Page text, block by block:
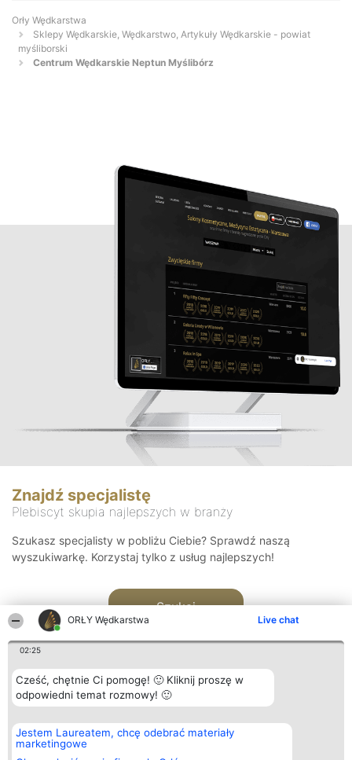
ORŁY Wędkarstwa Live chat
02:25
Cześć, chętnie Ci pomogę! 🙂 Kliknij proszę w
odpowiedni temat rozmowy! 🙂
Jestem Laureatem, chcę odebrać materiały
marketingowe
Orły Wędkarstwa
Sklepy Wędkarskie, Wędkarstwo, Artykuły Wędkarskie - powiat
myśliborski
Centrum Wędkarskie Neptun Myślibórz
Znajdź specjalistę
Plebiscyt skupia najlepszych w branży
Szukasz specjalisty w pobliżu Ciebie? Sprawdź naszą
wyszukiwarkę. Korzystaj tylko z usług najlepszych!
Szukaj
Organizator plebiscytu
Bright Side Solutions sp. z o.
o. sp. k.
ul. Ruska 22
Plebiscyt
Laureaci
wszystkich
Kontakt
Kontakt